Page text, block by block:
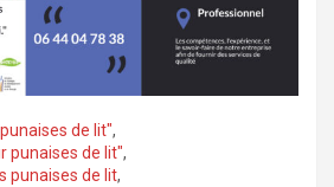
de lit",
punaises de lit",
punaises de lit,